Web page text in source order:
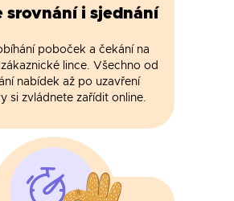
srovnání i sjednání
poboček a čekání na
lince. Všechno od
nabídek až po uzavření
si zvládnete zařídit online.